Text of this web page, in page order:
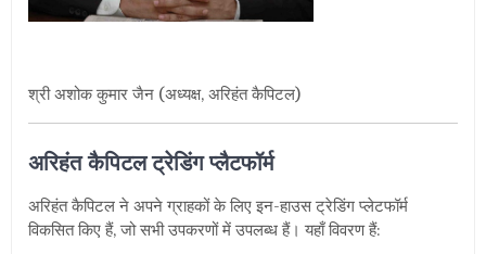
श्री अशोक कुमार जैन (अध्यक्ष,अरिहंत कैपिटल)
अरिहंतकैपिटल ट्रेडिंग प्लैटफॉर्म
अरिहंत कैपिटल ने अपने ग्राहकों के लिए इन-हाउस ट्रेडिंग प्लेटफॉर्म
विकसित किए हैं,जो सभी उपकरणों में उपलब्ध हैं। यहाँ विवरण हैं: